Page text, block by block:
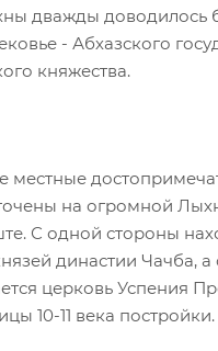
дважды доводилось
- Абхазского
княжества.
местные
на огромной
С одной стороны
династии Чачба, а
церковь Успения
10-11 века постройки.